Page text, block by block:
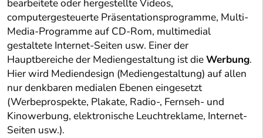
bearbeitete oder hergestellte Videos,
computergesteuerte Präsentationsprogramme, Multi-
Media-Programme auf CD-Rom, multimedial
gestaltete Internet-Seiten usw. Einer der
Hauptbereiche der Mediengestaltung ist dieWerbung.
Hier wird Mediendesign (Mediengestaltung) auf allen
nur denkbaren medialen Ebenen eingesetzt
(Werbeprospekte, Plakate, Radio-, Fernseh- und
Kinowerbung, elektronische Leuchtreklame, Internet-
Seiten usw.).